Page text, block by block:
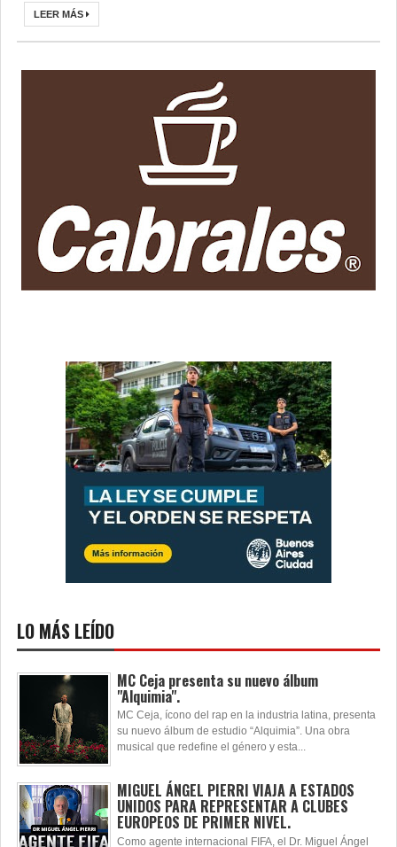
LEER MÁS
LO MÁS LEÍDO
MC Ceja presenta su nuevo álbum
"Alquimia".
MC Ceja, ícono del rap en la industria latina, presenta
su nuevo álbum de estudio “Alquimia”. Una obra
musical que redefine el género y esta...
MIGUEL ÁNGEL PIERRI VIAJA A ESTADOS
UNIDOS PARA REPRESENTAR A CLUBES
EUROPEOS DE PRIMER NIVEL.
Como agente internacional FIFA, el Dr. Miguel Ángel